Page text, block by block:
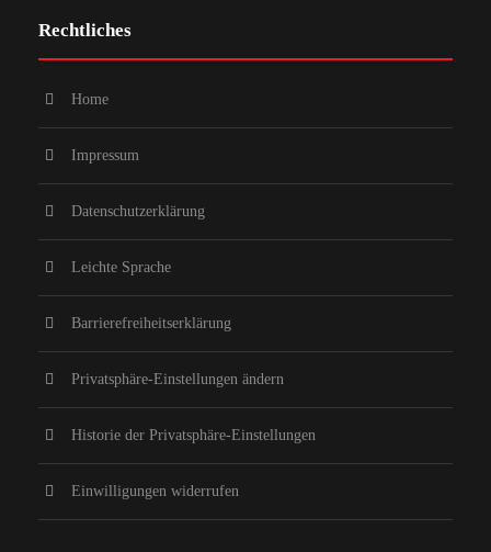
Rechtliches
Home
Impressum
Datenschutzerklärung
Leichte Sprache
Barrierefreiheitserklärung
Privatsphäre-Einstellungen ändern
Historie der Privatsphäre-Einstellungen
Einwilligungen widerrufen